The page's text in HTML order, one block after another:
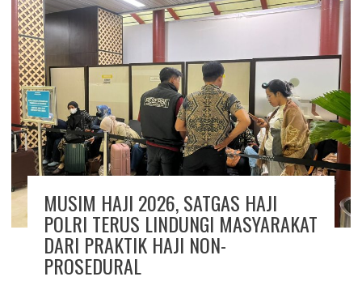
MUSIM HAJI 2026, SATGAS HAJI
POLRI TERUS LINDUNGI MASYARAKAT
DARI PRAKTIK HAJI NON-
PROSEDURAL